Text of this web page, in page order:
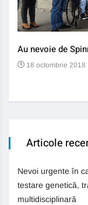
Au nevoie de
18 octombrie 2018
Articole
Nevoi urgente în
testare genetică,
multidisciplinară